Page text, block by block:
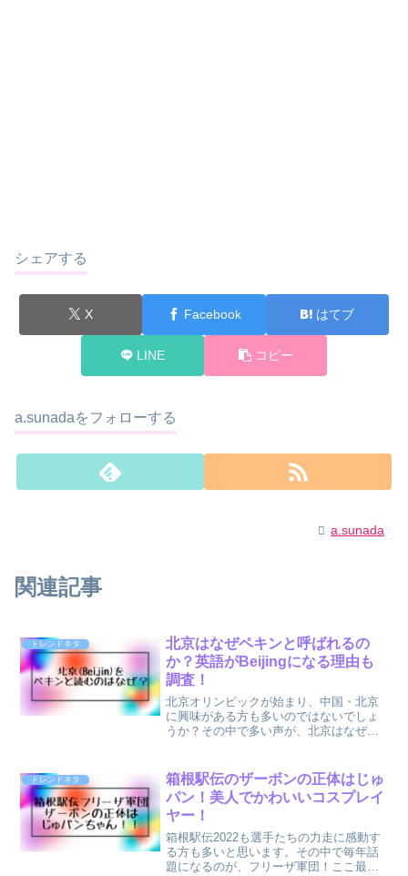
シェアする
X Facebook はてブ
LINE コピー
a.sunadaをフォローする
a.sunada
関連記事
トレンドネタ
北京はなぜペキンと呼ばれるの
か？英語がBeijingになる理由も
調査！
北京オリンピックが始まり、中国・北京
に興味がある方も多いのではないでしょ
うか？その中で多い声が、北京はなぜ
語にすると『Beijing』になるわけです
が、なぜ英語にすると...
トレンドネタ
箱根駅伝のザーボンの正体はじゅ
パン！美人でかわいいコスプレイ
ヤー！
箱根駅伝2022も選手たちの力走に感動す
る方も多いと思います。その中で毎年話
題になるのが、フリーザ軍団！ここ最近